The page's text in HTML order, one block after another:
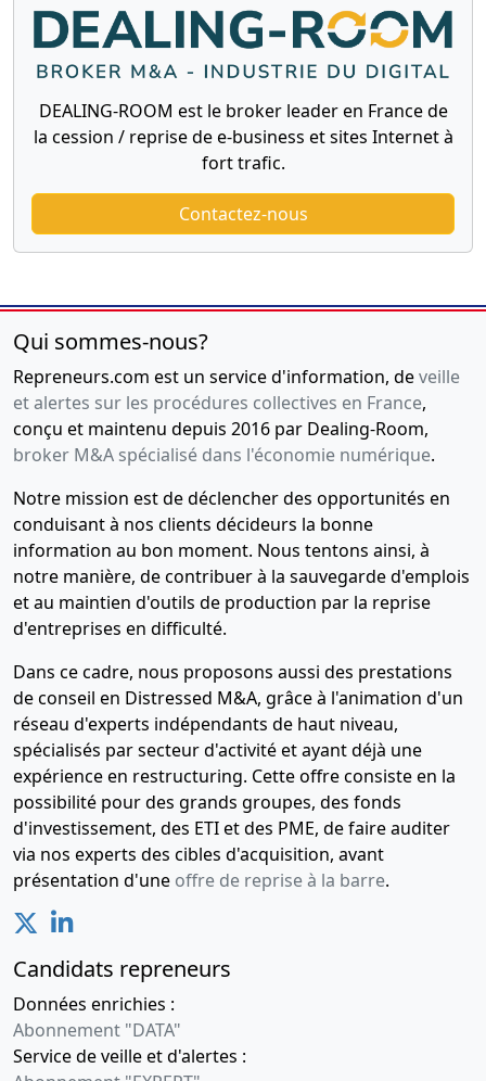
DEALING-ROOM est le broker leader en France de
la cession / reprise de e-business et sites Internet à
fort trafic.
Contactez-nous
Qui sommes-nous?
Repreneurs.com est un service d'information, deveille
et alertes sur les procédures collectives en France,
conçu et maintenu depuis 2016 par Dealing-Room,
broker M&A spécialisé dans l'économie numérique.
Notre mission est de déclencher des opportunités en
conduisant à nos clients décideurs la bonne
information au bon moment. Nous tentons ainsi, à
notre manière, de contribuer à la sauvegarde d'emplois
et au maintien d'outils de production par la reprise
d'entreprises en difficulté.
Dans ce cadre, nous proposons aussi des prestations
de conseil en Distressed M&A, grâce à l'animation d'un
réseau d'experts indépendants de haut niveau,
spécialisés par secteur d'activité et ayant déjà une
expérience en restructuring. Cette offre consiste en la
possibilité pour des grands groupes, des fonds
d'investissement, des ETI et des PME, de faire auditer
via nos experts des cibles d'acquisition, avant
présentation d'une offre de reprise à la barre.
Candidats repreneurs
Données enrichies :
Abonnement "DATA"
Service de veille et d'alertes :